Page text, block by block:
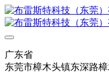
广东省
东莞市樟木头镇东深路